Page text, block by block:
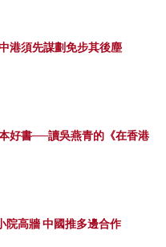
港須先謀劃免步其後塵
好書──讀吳燕青的《在香港
院高牆 中國推多邊合作